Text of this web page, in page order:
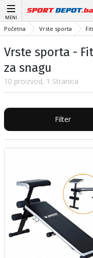
MENI
Početna Vrste sporta
Vrste sporta -
za snagu
10 proizvod, 1 Stranica
Filter